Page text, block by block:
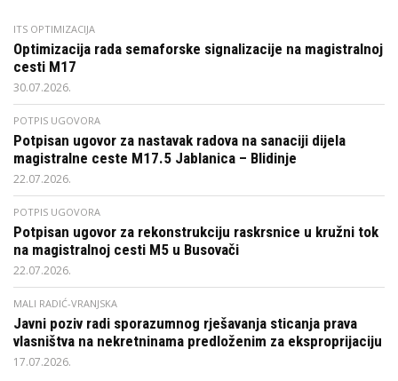
ITS OPTIMIZACIJA
Optimizacija rada semaforske signalizacije na magistralnoj
cesti M17
30.07.2026.
POTPIS UGOVORA
Potpisan ugovor za nastavak radova na sanaciji dijela
magistralne ceste M17.5 Jablanica – Blidinje
22.07.2026.
POTPIS UGOVORA
Potpisan ugovor za rekonstrukciju raskrsnice u kružni tok
na magistralnoj cesti M5 u Busovači
22.07.2026.
MALI RADIĆ-VRANJSKA
Javni poziv radi sporazumnog rješavanja sticanja prava
vlasništva na nekretninama predloženim za eksproprijaciju
17.07.2026.